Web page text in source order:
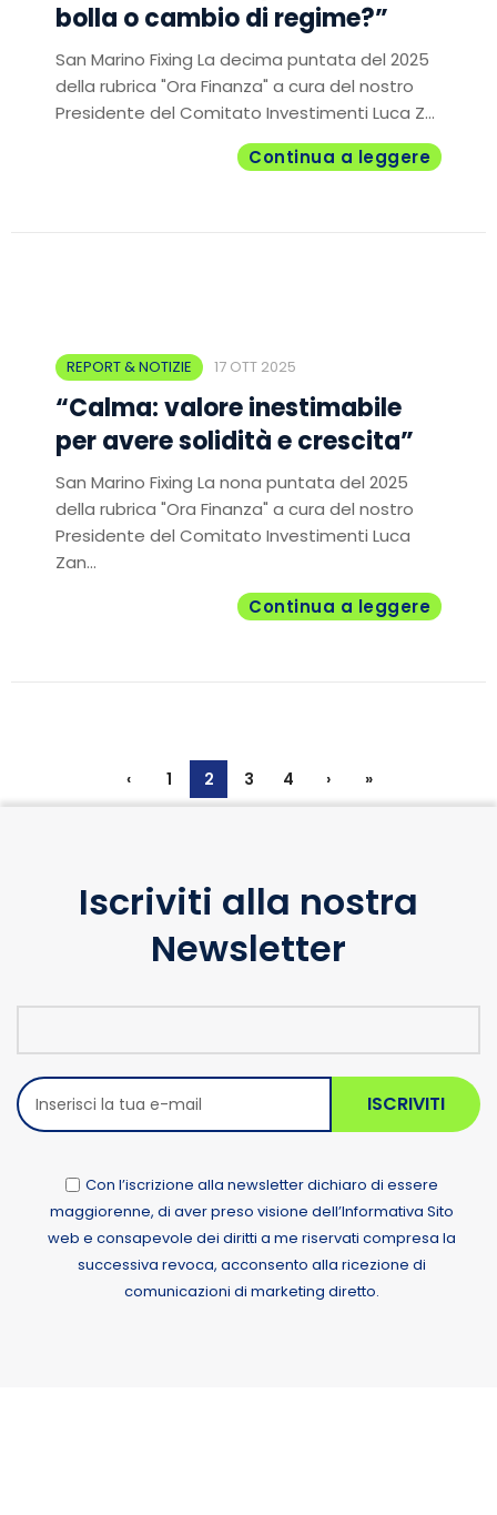
bolla o cambio di regime?”
San Marino Fixing La decima puntata del 2025
della rubrica "Ora Finanza" a cura del nostro
Presidente del Comitato Investimenti Luca Z...
Continua a leggere
REPORT & NOTIZIE 17 OTT 2025
“Calma: valore inestimabile
per avere solidità e crescita”
San Marino Fixing La nona puntata del 2025
della rubrica "Ora Finanza" a cura del nostro
Presidente del Comitato Investimenti Luca
Zan...
Continua a leggere
‹ 1 2 3 4 › »
Iscriviti alla nostra
Newsletter
ISCRIVITI
Con l’iscrizione alla newsletter dichiaro di essere
maggiorenne, di aver preso visione dell’Informativa Sito
web e consapevole dei diritti a me riservati compresa la
successiva revoca, acconsento alla ricezione di
comunicazioni di marketing diretto.